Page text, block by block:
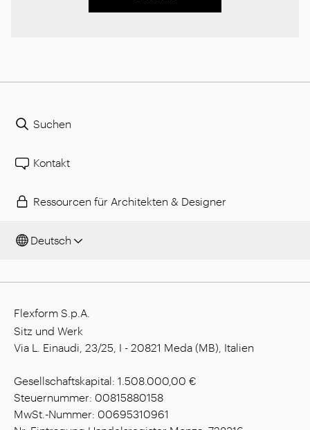
Suchen
Kontakt
Ressourcen für Architekten & Designer
Deutsch
Flexform S.p.A.
Sitz und Werk
Via L. Einaudi, 23/25, I - 20821 Meda (MB), Italien
Gesellschaftskapital: 1.508.000,00 €
Steuernummer: 00815880158
MwSt.-Nummer: 00695310961